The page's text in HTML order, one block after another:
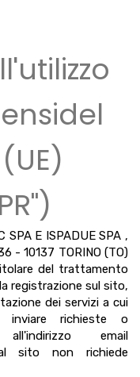
E ISPADUE SPA ,
- 10137 TORINO (TO)
del trattamento
registrazione sul sito,
dei servizi a cui
inviare richieste o
email
al sito non richiede